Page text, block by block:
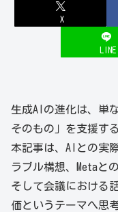
X
LINE
生成AIの進化は、単
そのもの」を支援す
本記事は、AIとの実
ラブル構想、Metaと
そして会議における
価というテーマへ思